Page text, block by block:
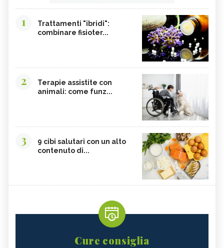
1
Trattamenti "ibridi":
combinare fisioter...
2
Terapie assistite con
animali: come funz...
3
9 cibi salutari con un alto
contenuto di...
Cure consiglia